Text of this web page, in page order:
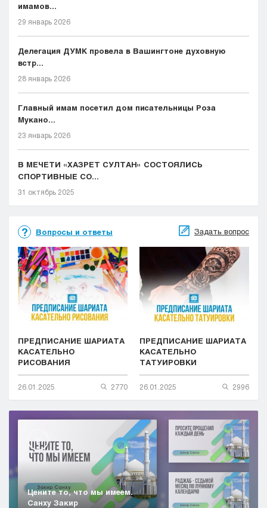
имамов...
29 январь 2026
Делегация ДУМК провела в Вашингтоне духовную
встр...
28 январь 2026
Главный имам посетил дом писательницы Роза
Мукано...
23 январь 2026
В МЕЧЕТИ «ХАЗРЕТ СУЛТАН» СОСТОЯЛИСЬ
СПОРТИВНЫЕ СО...
31 октябрь 2025
Вопросы и ответы Задать вопрос
ПРЕДПИСАНИЕ ШАРИАТА
КАСАТЕЛЬНО
РИСОВАНИЯ
26.01.2025 2770
ПРЕДПИСАНИЕ ШАРИАТА
КАСАТЕЛЬНО
ТАТУИРОВКИ
26.01.2025 2996
Цените то, что мы имеем.
Санху Закир